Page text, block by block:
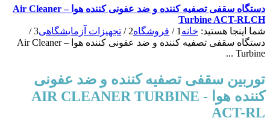
دستگاه سقفی تصفیه کننده و ضد عفونی کننده هوا – Air Cleaner
Turbine ACT-RLCH
شما اینجا هستید: خانه 1
/ فروشگاه2
/ تجهیزات آزمایشگاهی3
/
دستگاه سقفی تصفیه کننده و ضد عفونی کننده هوا – Air Cleaner
Turbine ...
توربین سقفی تصفیه کننده و ضد عفونی
کننده هوا - AIR CLEANER TURBINE
ACT-RL